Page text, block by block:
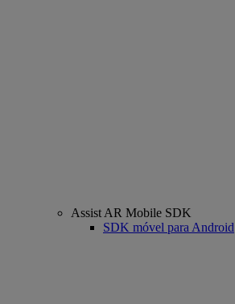
Assist AR Mobile SDK
SDK móvel para Android